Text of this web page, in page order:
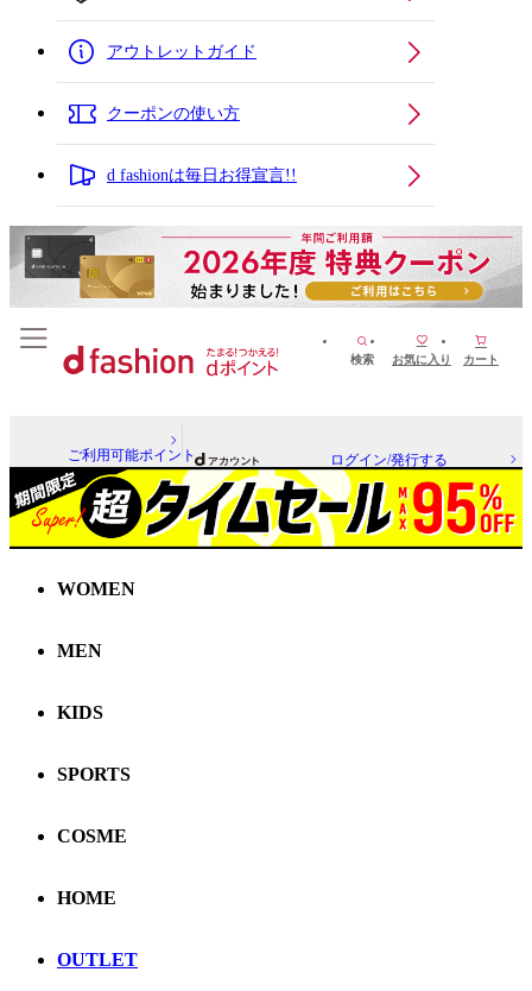
アウトレットガイド
クーポンの使い方
d fashionは毎日お得宣言!!
検索 お気に入り カート
ご利用可能ポイント ログイン/発行する
WOMEN
MEN
KIDS
SPORTS
COSME
HOME
OUTLET